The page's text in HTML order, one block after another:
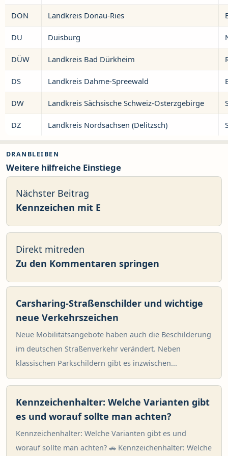
DON Landkreis Donau-Ries
DU Duisburg
DÜW Landkreis Bad Dürkheim
DS Landkreis Dahme-Spreewald
DW Landkreis Sächsische Schweiz-Osterzgebirge
DZ Landkreis Nordsachsen (Delitzsch)
DRANBLEIBEN
Weitere hilfreiche Einstiege
Nächster Beitrag
Kennzeichen mit E
Direkt mitreden
Zu den Kommentaren springen
Carsharing-Straßenschilder und wichtige
neue Verkehrszeichen
Neue Mobilitätsangebote haben auch die Beschilderung
im deutschen Straßenverkehr verändert. Neben
klassischen Parkschildern gibt es inzwischen...
Kennzeichenhalter: Welche Varianten gibt
es und worauf sollte man achten?
Kennzeichenhalter: Welche Varianten gibt es und
worauf sollte man achten? 🚗 Kennzeichenhalter: Welche